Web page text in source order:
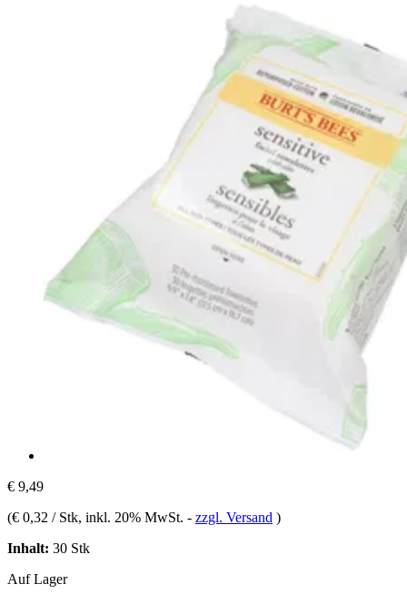
€ 9,49
(€ 0,32 / Stk, inkl. 20% MwSt. - zzgl. Versand )
Inhalt: 30 Stk
Auf Lager